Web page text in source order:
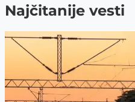
Najčitanije vesti